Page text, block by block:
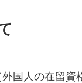
外国人の在留